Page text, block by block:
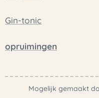
Gin-tonic
opruimingen
Mogelijk gemaakt